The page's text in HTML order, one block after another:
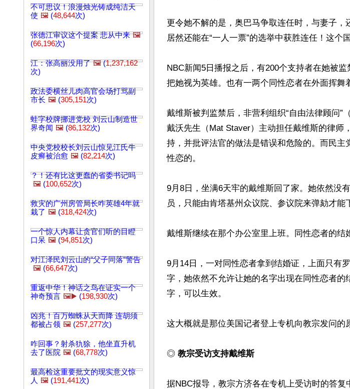
不可思议！浪漫烛光铸成纯洁天
使 🖼️ (48,644次)
张德江审议这个提案 悲从中来 🖼️
(66,196次)
江：张高丽没用了 🖼️(1,237,162
次)
政法委横丝儿肉高官会场打骂副
市长 🖼️ (305,151次)
蛙字校牌挪进党校 刘云山制造世
界奇闻 🖼️ (86,132次)
中央党校校长刘云山惊见江氏牛
皮癣被治愈 🖼️ (82,214次)
？！还有比这更蠢的省委书记吗
🖼️ (100,652次)
救灾的广州房管局长咋英雄4年就
栽了 🖼️ (318,424次)
一个惊人内幕让贪官们听的目瞪
口呆 🖼️ (94,851次)
对江泽民刘云山的“父子同落”警告
🖼️ (66,647次)
重返中华！神话之鸟在证实一个
神奇预言 🖼️▶️ (198,930次)
凶兆！百万蜘蛛从天而降 连胡须
都被占领 🖼️ (257,277次)
咋回事？射杀犰狳，他坐直升机
去了医院 🖼️ (68,778次)
最高检这重要批文的现实意义惊
人 🖼️ (191,441次)
更令她不解的是，奥巴马争取连任时，与妻子，
居然还能在“一人一票”的选举中获胜连任！这个
NBC新闻5日播报之后，有200个支持者在她被
把她视为英雄。也有一两个同性恋者在外面挥舞
戴维斯被判监禁后，非营利组织“自由法律顾问”
戴沃先生（Mat Staver）主动担任戴维斯的律师
持，并批评法官的做法是错误和危险的。而民
性恋的。
9月8日，坐满6天牢的戴维斯回了家。她依然没
员，只能由肯塔基州众议院、参议院来弹劾才能
戴维斯继续在那个办公室里上班。同性恋者的结
9月14日，一对同性恋者拿到结婚证，上面只有
字，她依然不允许让她的名字出现在同性恋者
字，可以生效。
这大概就是那位美国记者登上专机向教宗发问的
◎ 教宗受访支持戴维斯
据NBC报导，教宗方济各在专机上受访时的答